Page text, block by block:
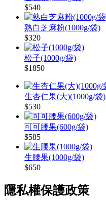
$540
熟白芝麻粉(1000g/袋)
$320
松子(1000g/袋)
$1850
生杏仁果(大)(1000g/袋)
$530
可可腰果(600g/袋)
$585
生腰果(1000g/袋)
$650
隱私權保護政策